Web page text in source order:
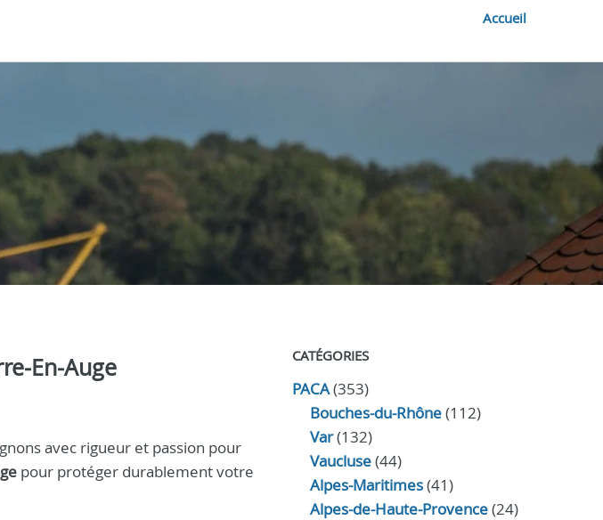
Accueil
avec rigueur et passion pour
pour protéger durablement votre
CATÉGORIES
PACA(353)
Bouches-du-Rhône(112)
Var(132)
Vaucluse(44)
Alpes-Maritimes(41)
Alpes-de-Haute-Provence(24)